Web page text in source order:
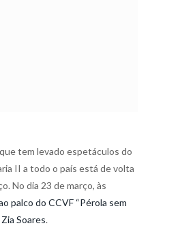
tem levado espetáculos do
II a todo o país está de volta
No dia 23 de março, às
palco do CCVF “Pérola sem
Soares.